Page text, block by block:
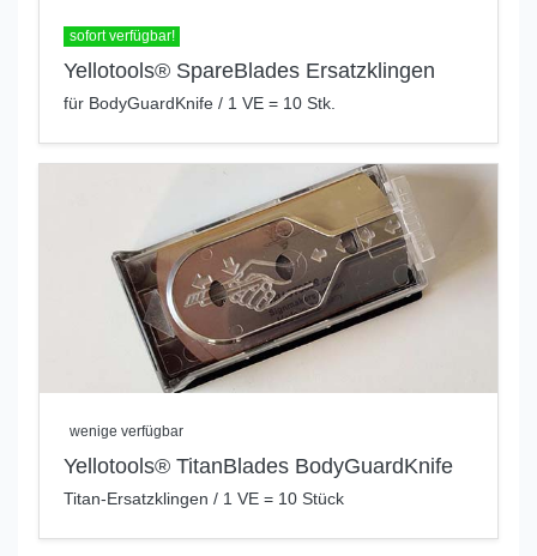
sofort verfügbar!
Yellotools® SpareBlades Ersatzklingen
für BodyGuardKnife / 1 VE = 10 Stk.
wenige verfügbar
Yellotools® TitanBlades BodyGuardKnife
Titan-Ersatzklingen / 1 VE = 10 Stück